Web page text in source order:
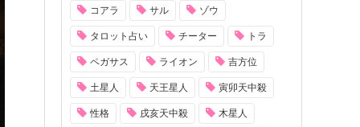
コアラ サル ゾウ
タロット占い チーター トラ
ペガサス ライオン 吉方位
土星人 天王星人 寅卯天中殺
性格 戌亥天中殺 木星人